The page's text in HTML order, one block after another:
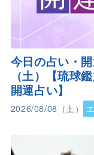
今日の占い・
（土）【琉球
開運占い】
2026/08/08（土）